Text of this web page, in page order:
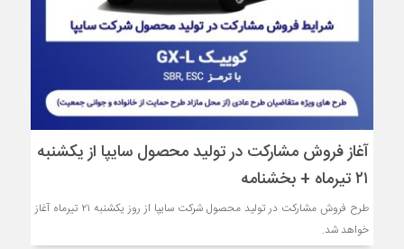
آغاز فروش مشارکت در تولید محصول سایپا از یکشنبه
۲۱ تیرماه + بخشنامه
طرح فروش مشارکت در تولید محصول شرکت سایپا از روز یکشنبه ۲۱ تیرماه آغاز
خواهد شد.